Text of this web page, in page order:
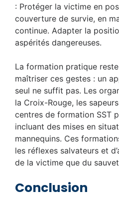
: Protéger la victime en
couverture de survie, en
continue. Adapter la
aspérités dangereuses.
La formation pratique
maîtriser ces gestes : un
seul ne suffit pas. Les
la Croix-Rouge, les
centres de formation SST
incluant des mises en
mannequins. Ces
les réflexes salvateurs et
de la victime que du
Conclusion